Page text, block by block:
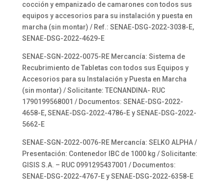
cocción y empanizado de camarones con todos sus
equipos y accesorios para su instalación y puesta en
marcha (sin montar) / Ref.: SENAE-DSG-2022-3038-E,
SENAE-DSG-2022-4629-E
SENAE-SGN-2022-0075-RE Mercancía: Sistema de
Recubrimiento de Tabletas con todos sus Equipos y
Accesorios para su Instalación y Puesta en Marcha
(sin montar) / Solicitante: TECNANDINA- RUC
1790199568001 / Documentos: SENAE-DSG-2022-
4658-E, SENAE-DSG-2022-4786-E y SENAE-DSG-2022-
5662-E
SENAE-SGN-2022-0076-RE Mercancía: SELKO ALPHA /
Presentación: Contenedor IBC de 1000 kg / Solicitante:
GISIS S.A. – RUC 0991295437001 / Documentos:
SENAE-DSG-2022-4767-E y SENAE-DSG-2022-6358-E